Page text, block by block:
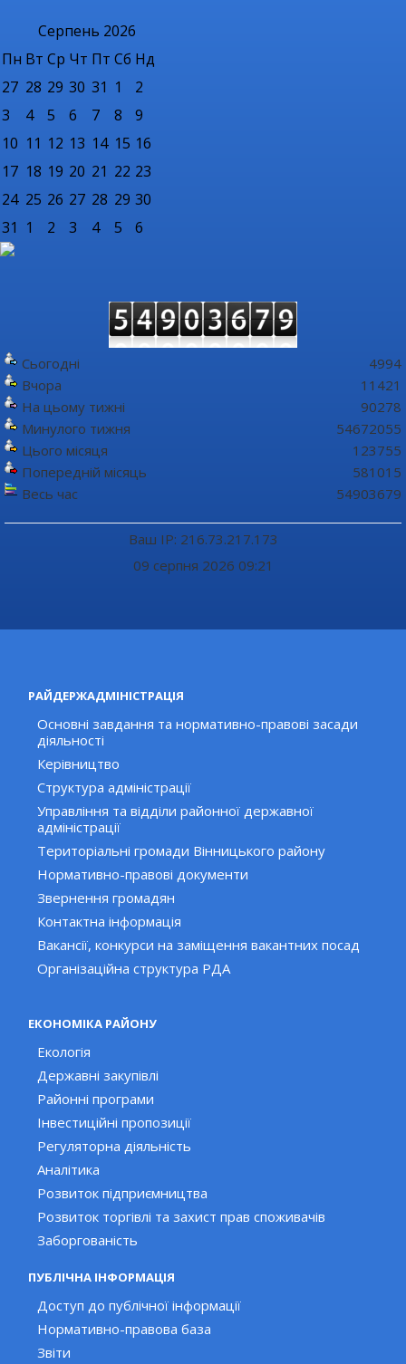
Серпень 2026
Пн Вт Ср Чт Пт Сб Нд
27 28 29 30 31 1
2
3
4 5 6 7 8
9
10 11 12 13 14 15 16
17 18 19 20 21 22 23
24 25 26 27 28 29 30
31 1 2 3 4 5 6
Сьогодні
Вчора
На цьому тижні
Минулого тижня
Цього місяця
Попередній місяць
Весь час
4994
11421
90278
54672055
123755
581015
54903679
Ваш IP: 216.73.217.173
09 серпня 2026 09:21
РАЙДЕРЖАДМІНІСТРАЦІЯ
Основні завдання та нормативно-правові засади
діяльності
Керівництво
Структура адміністрації
Управління та відділи районної державної
адміністрації
Територіальні громади Вінницького району
Нормативно-правові документи
Звернення громадян
Контактна інформація
Вакансії, конкурси на заміщення вакантних посад
Організаційна структура РДА
ЕКОНОМІКА РАЙОНУ
Екологія
Державні закупівлі
Районні програми
Інвестиційні пропозиції
Регуляторна діяльність
Аналітика
Розвиток підприємництва
Розвиток торгівлі та захист прав споживачів
Заборгованість
ПУБЛІЧНА ІНФОРМАЦІЯ
Доступ до публічної інформації
Нормативно-правова база
Звіти